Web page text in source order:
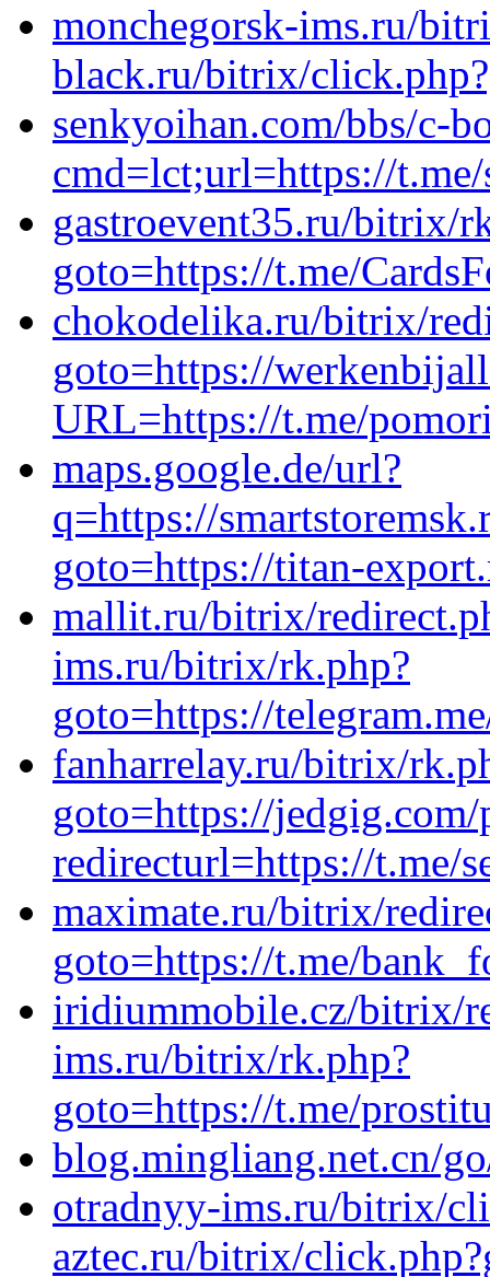
monchegorsk-ims.ru/
black.ru/bitrix/
senkyoihan.com/bbs/c-
cmd=lct;url=https://
gastroevent35.ru/bitrix/
goto=https://t.me/
chokodelika.ru/bitrix/
goto=https://
URL=https://t.me/
maps.google.de/url?
q=https://
goto=https://titan-
mallit.ru/bitrix/
ims.ru/bitrix/rk.php?
goto=https://
fanharrelay.ru/bitrix/
goto=https://
redirecturl=https://t.me/
maximate.ru/bitrix/
goto=https://t.me/
iridiummobile.cz/bitrix/
ims.ru/bitrix/rk.php?
goto=https://t.me/
blog.mingliang.net.cn/
otradnyy-ims.ru/bitrix/
aztec.ru/bitrix/